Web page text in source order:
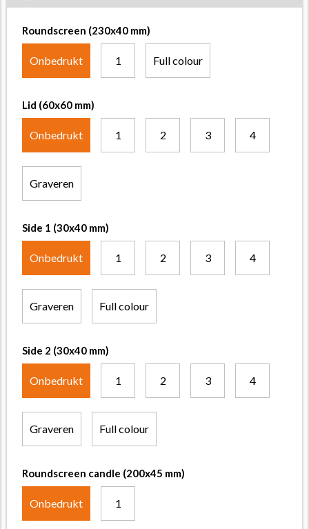
Roundscreen (230x40 mm)
Onbedrukt 1 Full colour
Lid (60x60 mm)
Onbedrukt 1 2 3 4
Graveren
Side 1 (30x40 mm)
Onbedrukt 1 2 3 4
Graveren Full colour
Side 2 (30x40 mm)
Onbedrukt 1 2 3 4
Graveren Full colour
Roundscreen candle (200x45 mm)
Onbedrukt 1